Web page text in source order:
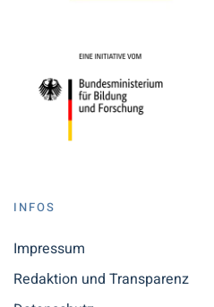
INFOS
Impressum
Redaktion und Transparenz